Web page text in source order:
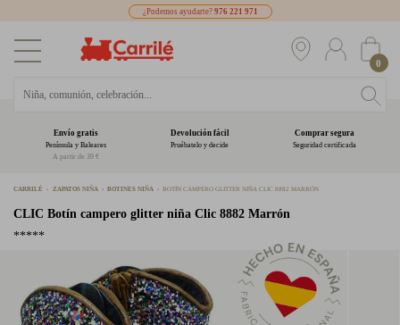
¿Podemos ayudarte? 976 221 971
0
Envío gratis
Península y Baleares
A partir de 39 €
Devolución fácil
Pruébatelo y decide
Comprar segura
Seguridad certificada
CARRILÉ ZAPATOS NIÑA BOTINES NIÑA BOTÍN CAMPERO GLITTER NIÑA CLIC 8882 MARRÓN
CLIC Botín campero glitter niña Clic 8882 Marrón
*****